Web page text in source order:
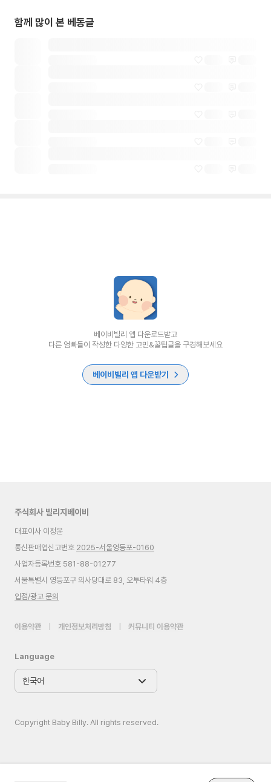
함께 많이 본 베동글
베이비빌리 앱 다운로드받고
다른 엄빠들이 작성한 다양한 고민&꿀팁글을 구경해보세요
베이비빌리 앱 다운받기
주식회사 빌리지베이비
대표이사 이정윤
통신판매업신고번호 2025-서울영등포-0160
사업자등록번호 581-88-01277
서울특별시 영등포구 의사당대로 83, 오투타워 4층
입점/광고 문의
이용약관 개인정보처리방침 커뮤니티 이용약관
Language
Copyright Baby Billy. All rights reserved.